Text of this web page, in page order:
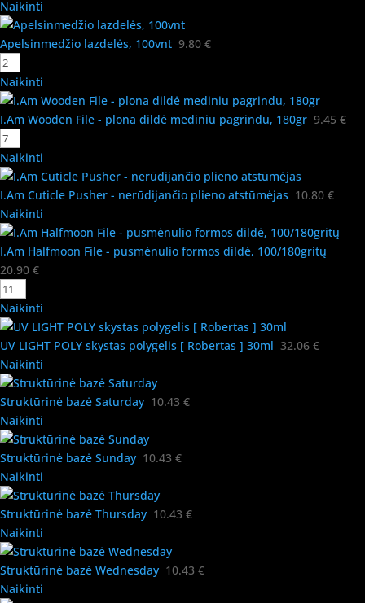
Naikinti
Apelsinmedžio lazdelės, 100vnt 9.80 €
Naikinti
I.Am Wooden File - plona dildė mediniu pagrindu, 180gr 9.45 €
Naikinti
I.Am Cuticle Pusher - nerūdijančio plieno atstūmėjas 10.80 €
Naikinti
I.Am Halfmoon File - pusmėnulio formos dildė, 100/180gritų
20.90 €
Naikinti
UV LIGHT POLY skystas polygelis [ Robertas ] 30ml 32.06 €
Naikinti
Struktūrinė bazė Saturday 10.43 €
Naikinti
Struktūrinė bazė Sunday 10.43 €
Naikinti
Struktūrinė bazė Thursday 10.43 €
Naikinti
Struktūrinė bazė Wednesday 10.43 €
Naikinti